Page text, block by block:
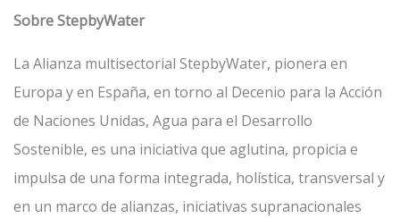
Sobre StepbyWater
La Alianza multisectorial StepbyWater, pionera en
Europa y en España, en torno al Decenio para la Acción
de Naciones Unidas, Agua para el Desarrollo
Sostenible, es una iniciativa que aglutina, propicia e
impulsa de una forma integrada, holística, transversal y
en un marco de alianzas, iniciativas supranacionales